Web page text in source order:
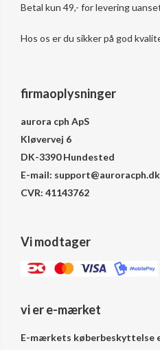
Betal kun 49,- for levering
Hos os er du sikker på god
firmaoplysninger
aurora cph ApS
Kløvervej 6
DK-3390 Hundested
E-mail: support@auroracph.dk
CVR: 41143762
Vi modtager
vi er e-mærket
E-mærkets køberbeskyttelse